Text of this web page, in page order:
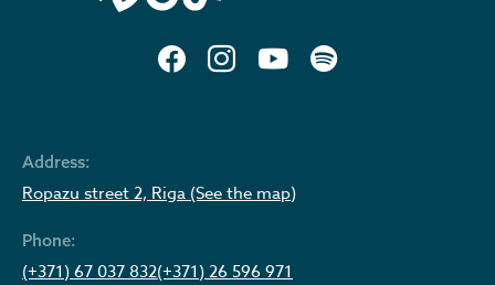
Address:
Ropazu street 2, Riga (See the map)
Phone:
(+371) 67 037 832(+371) 26 596 971